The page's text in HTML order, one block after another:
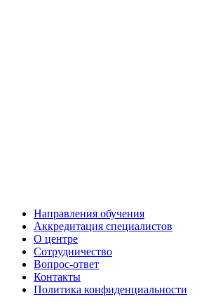
Направления обучения
Аккредитация специалистов
О центре
Сотрудничество
Вопрос-ответ
Контакты
Политика конфиденциальности